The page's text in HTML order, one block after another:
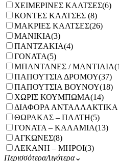
ΧΕΙΜΕΡΙΝΕΣ ΚΑΛΤΣΕΣ(6)
ΚΟΝΤΕΣ ΚΑΛΤΣΕΣ (8)
ΜΑΚΡΙΕΣ ΚΑΛΤΣΕΣ(26)
ΜΑΝΙΚΙΑ(3)
ΠΑΝΤΖΑΚΙΑ(4)
ΓΟΝΑΤΑ(5)
ΜΠΑΝΤΑΝΕΣ / ΜΑΝΤΙΛΙΑ
ΠΑΠΟΥΤΣΙΑ ΔΡΟΜΟΥ(37)
ΠΑΠΟΥΤΣΙΑ ΒΟΥΝΟΥ(18)
ΧΩΡΙΣ ΚΟΥΜΠΩΜΑ(14)
ΔΙΑΦΟΡΑ
ΘΩΡΑΚΑΣ – ΠΛΑΤΗ(5)
ΓΟΝΑΤΑ – ΚΑΛΑΜΙΑ(13)
ΑΓΚΩΝΕΣ(8)
ΛΕΚΑΝΗ – ΜΗΡΟΙ(3)
ΠερισσότεραΛιγότερα⌄